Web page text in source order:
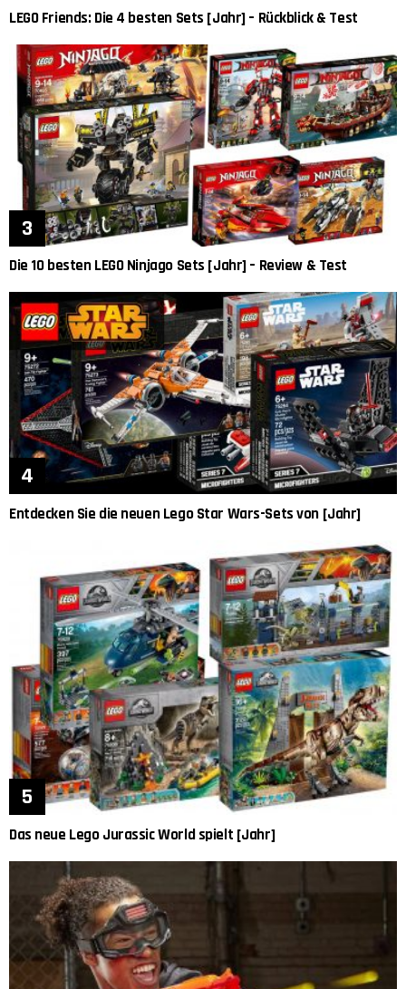
LEGO Friends: Die 4 besten Sets [Jahr] – Rückblick & Test
Die 10 besten LEGO Ninjago Sets [Jahr] – Review & Test
Entdecken Sie die neuen Lego Star Wars-Sets von [Jahr]
Das neue Lego Jurassic World spielt [Jahr]